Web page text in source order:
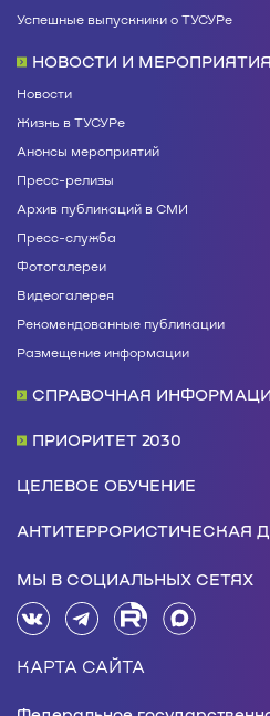
Успешные выпускники о ТУСУРе
НОВОСТИ И МЕРОПРИЯТИЯ
Новости
Жизнь в ТУСУРе
Анонсы мероприятий
Пресс-релизы
Архив публикаций в СМИ
Пресс-служба
Фотогалереи
Видеогалерея
Рекомендованные публикации
Размещение информации
СПРАВОЧНАЯ
ПРИОРИТЕТ 2030
ЦЕЛЕВОЕ ОБУЧЕНИЕ
АНТИТЕРРОРИСТИЧЕСКАЯ
МЫ В СОЦИАЛЬНЫХ СЕТЯХ
КАРТА САЙТА